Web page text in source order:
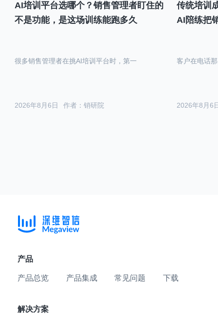
AI培训平台选哪个？销售管理者盯住的
不是功能，是这场训练能跑多久
作者：销研院
2026年8月6日
很多销售管理者在挑AI培训平台时，第一
传统培训
AI陪练把
2026年8月6
客户在电话
产品
产品总览 产品集成 常见问题 下载
解决方案